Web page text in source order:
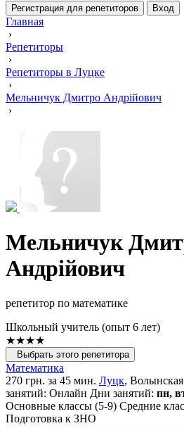
Регистрация для репетиторов Вход
Главная
›
Репетиторы
›
Репетиторы в Луцке
›
Мельничук Дмитро Андрійович
›
Мельничук
Андрійович
репетитор по математике
Школьный учитель (опыт 6 лет)
★★★★
Выбрать этого репетитора
Математика
270 грн. за 45 мин. Луцк, Волынская
занятий: Онлайн Дни занятий: пн,
Основные классы (5-9) Средние
Подготовка к ЗНО